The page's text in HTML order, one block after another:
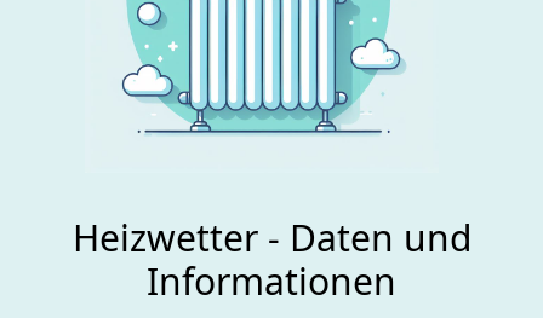
Heizwetter - Daten und
Informationen